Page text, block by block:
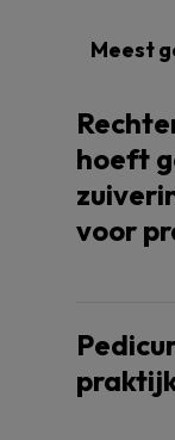
Meest
hoeft
voor